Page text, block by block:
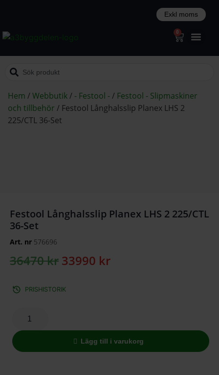
0
Hem /Webbutik/ - Festool -/ Festool - Slipmaskiner
och tillbehör / Festool Långhalsslip Planex LHS 2
225/CTL 36-Set
Festool Långhalsslip Planex LHS 2 225/CTL
36-Set
Art. nr 576696
36470kr 33990 kr
PRISHISTORIK
Lägg till i varukorg